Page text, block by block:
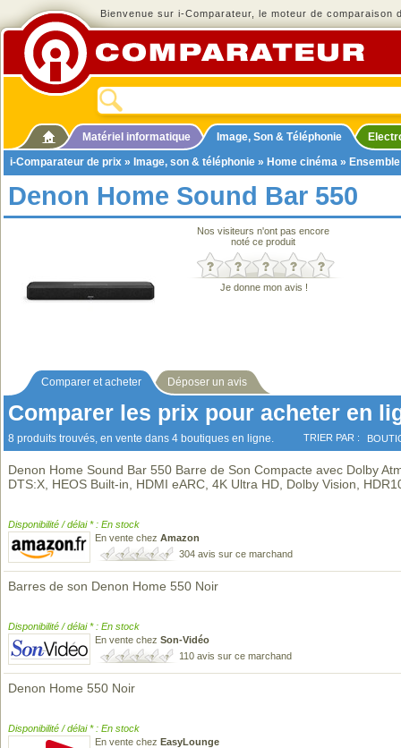
Bienvenue sur i-Comparateur, le moteur de comparaison
Matériel informatique Image, Son & Téléphonie
i-Comparateur de prix » Image, son & téléphonie » Home cinéma »
Denon Home Sound Bar 550
Nos visiteurs n'ont pas encore
noté ce produit
Je donne mon avis !
Comparer et acheter Déposer un avis
Comparer les prix pour acheter en
8 produits trouvés, en vente dans 4 boutiques en ligne. TRIER PAR :
Denon Home Sound Bar 550 Barre de Son Compacte avec Dolby
DTS:X, HEOS Built-in, HDMI eARC, 4K Ultra HD, Dolby Vision,
Disponibilité / délai * : En stock
En vente chez Amazon
304 avis sur ce marchand
Barres de son Denon Home 550 Noir
Disponibilité / délai * : En stock
En vente chez Son-Vidéo
110 avis sur ce marchand
Denon Home 550 Noir
Disponibilité / délai * : En stock
En vente chez EasyLounge